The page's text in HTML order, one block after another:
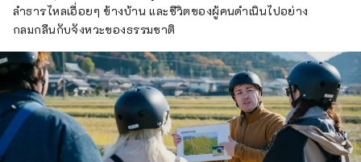
ลำธารไหลเอื่อยๆ ข้างบ้าน และชีวิตของผู้คนดำเนินไปอย่าง
กลมกลืนกับจังหวะของธรรมชาติ